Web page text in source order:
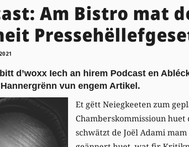
Am Bistro mat
d’woxx Iech an hirem Podcast en
vun engem Artikel.
Et gëtt Neiegkeeten zum
Chamberskommissioun
schwätzt de Joël Adami